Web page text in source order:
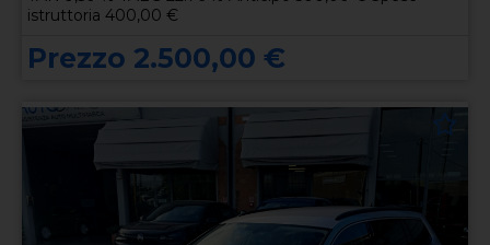
istruttoria 400,00 €
Prezzo 2.500,00 €